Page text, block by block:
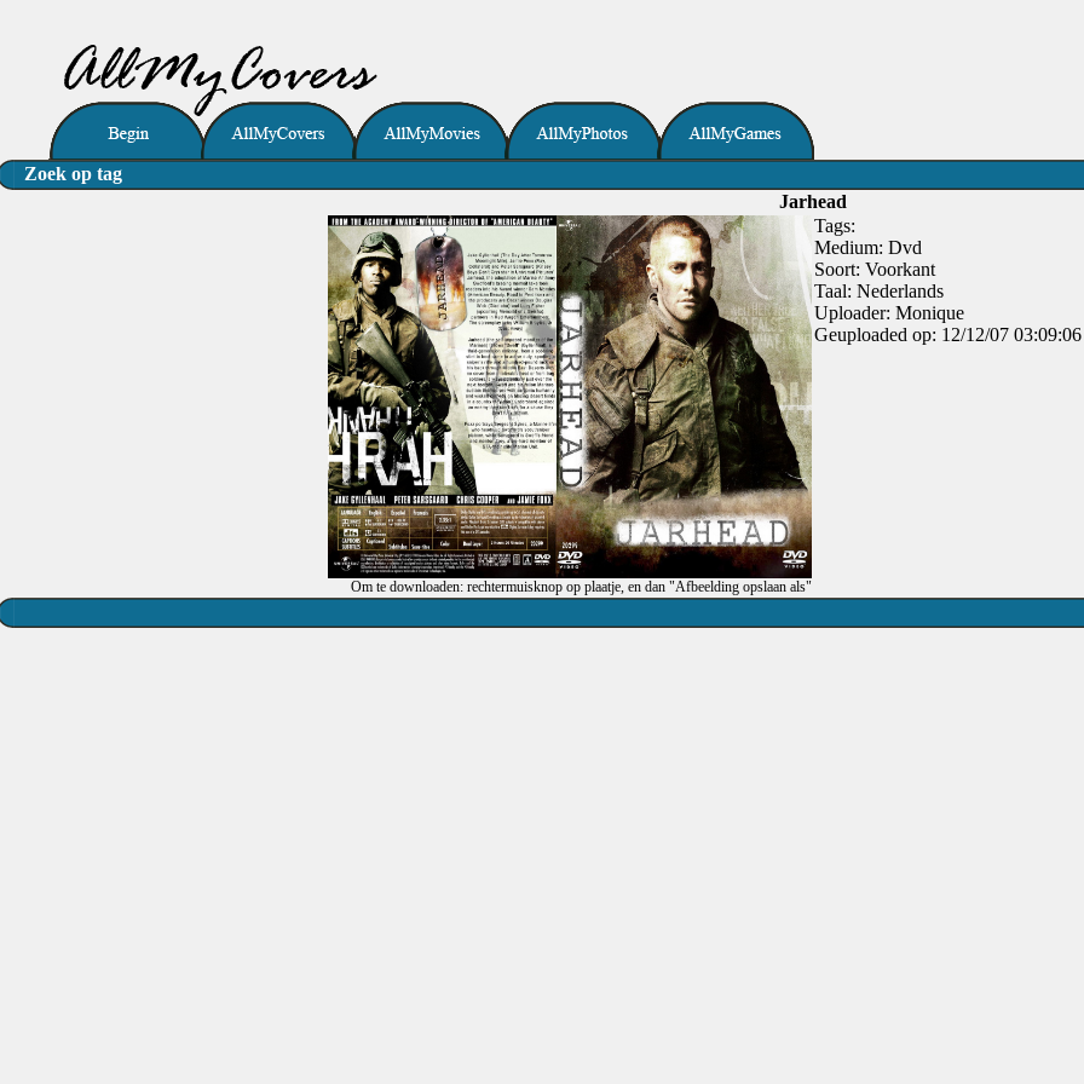
Zoek op tag
Jarhead
Om te downloaden: rechtermuisknop op plaatje, en dan "Afbeelding opslaan als"
Tags:
Medium: Dvd
Soort: Voorkant
Taal: Nederlands
Uploader: Monique
Geuploaded op: 12/12/07 03:09:06